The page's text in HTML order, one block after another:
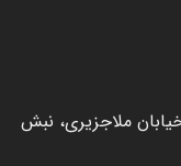
ملاجزیری، نبش